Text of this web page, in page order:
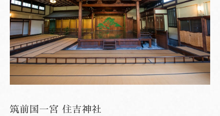
筑前国一宮 住吉神社